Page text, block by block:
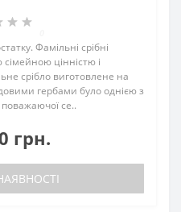
Фамільні срібні
цінністю і
срібло виготовлене на
гербами було однією з
се..
грн.